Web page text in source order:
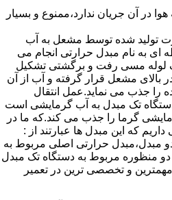
در آن جریان ندارد،ممنوع و بسیار
تولید شده توسط مشعل به آب
به نام مبدل حرارتی انجام می
لوله مسی رفت و برگشتی تشکیل
مشعل قرار گرفته و آب از آن
را جذب می نماید.عمل انتقال
تک مبدل به آب گرمایشی است
گرما را جذب می کند.که ما در
که این مبدل ها عبارتند از :
مبدل،مبدل حرارتی اصلی مربوط به
منظوره مربوط به دستگاه تک مبدل
و تخصصی ترین در تعمیر